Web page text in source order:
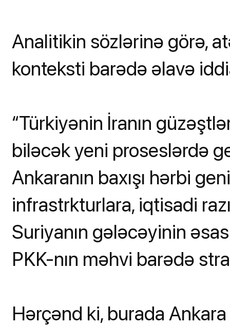
Analitikin sözlərinə görə,
konteksti barədə əlavə
“Türkiyənin İranın
biləcək yeni proseslərdə
Ankaranın baxışı hərbi
infrastrkturlara, iqtisadi
Suriyanın gələcəyinin
PKK-nın məhvi barədə
Hərçənd ki, burada